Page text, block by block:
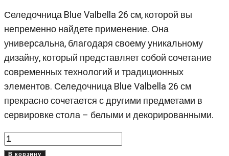
Селедочница Blue Valbella 26 см, которой вы
непременно найдете применение. Она
универсальна, благодаря своему уникальному
дизайну, который представляет собой сочетание
современных технологий и традиционных
элементов. Селедочница Blue Valbella 26 см
прекрасно сочетается с другими предметами в
сервировке стола – белыми и декорированными.
Количество
товара
В корзину